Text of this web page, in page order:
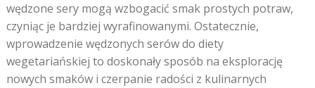
wędzone sery mogą wzbogacić smak prostych potraw,
czyniąc je bardziej wyrafinowanymi. Ostatecznie,
wprowadzenie wędzonych serów do diety
wegetariańskiej to doskonały sposób na eksplorację
nowych smaków i czerpanie radości z kulinarnych